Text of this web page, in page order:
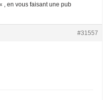
, en vous faisant une pub
#31557